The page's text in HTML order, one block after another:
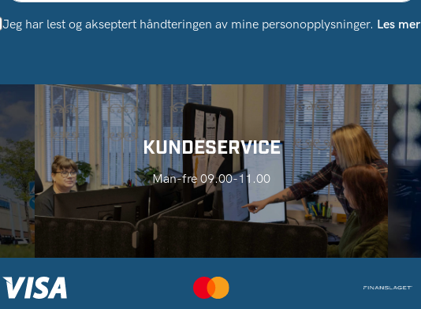
Jeg har lest og akseptert håndteringen av mine personopplysninger. Les mer
KUNDESERVICE
Man-fre 09.00-11.00